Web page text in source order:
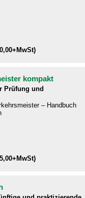
kompakt
Prüfung und
– Handbuch